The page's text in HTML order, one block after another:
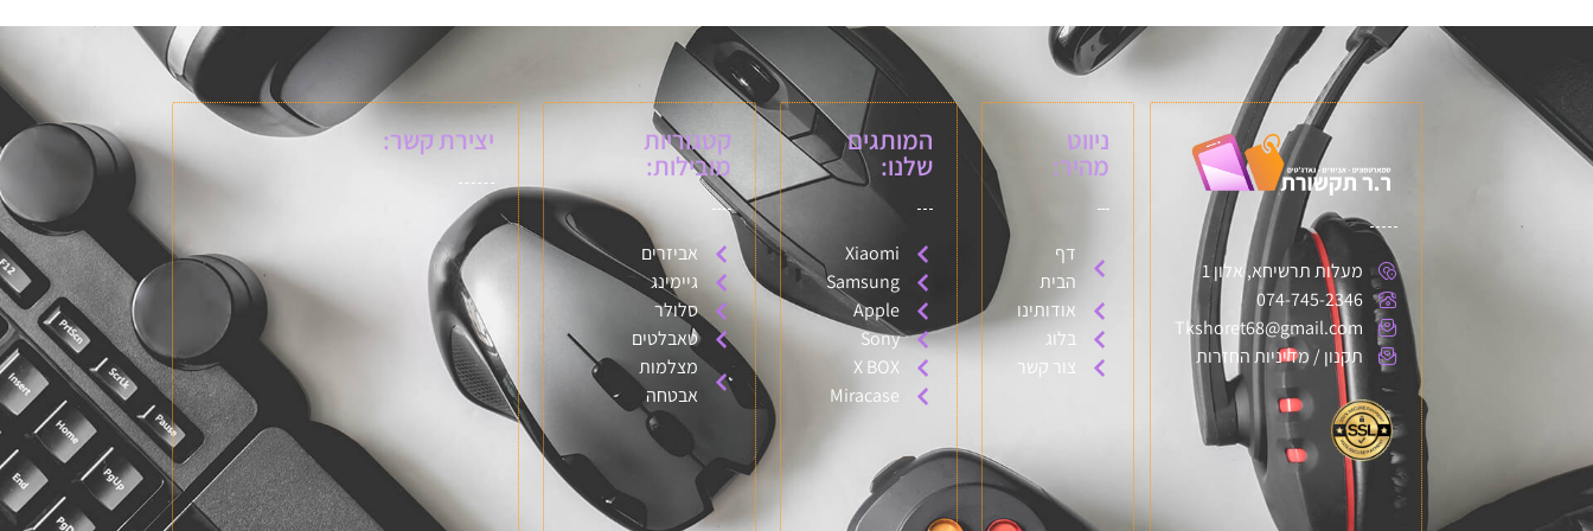
מעלות תרשיחא, אלון 1
074-745-2346
Tkshoret68@gmail.com
תקנון / מדיניות החזרות
ניווט
מהיר:
דף
הבית
אודותינו
בלוג
צור קשר
המותגים
שלנו:
Xiaomi
Samsung
Apple
Sony
X BOX
Miracase
קטגוריות
מובילות:
אביזרים
גיימינג
סלולר
טאבלטים
מצלמות
אבטחה
יצירת קשר: